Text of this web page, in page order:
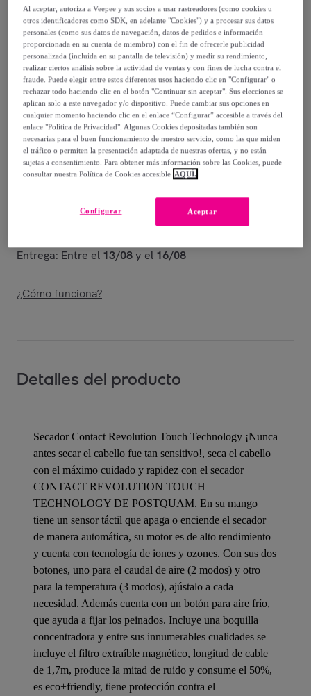
269,00 €
-77%
Posible recogida de tu antiguo producto,ver condiciones
Vendido porPostquam Cosmetic
Entrega: Entre el 13/08y el 16/08
¿Cómo funciona?
Detalles del producto
Secador Contact Revolution Touch Technology ¡Nunca
antes secar el cabello fue tan sensitivo!, seca el cabello
con el máximo cuidado y rapidez con el secador
CONTACT REVOLUTION TOUCH
TECHNOLOGY DE POSTQUAM. En su mango
tiene un sensor táctil que apaga o enciende el secador
de manera automática, su motor es de alto rendimiento
y cuenta con tecnología de iones y ozones. Con sus dos
botones, uno para el caudal de aire (2 modos) y otro
para la temperatura (3 modos), ajústalo a cada
necesidad. Además cuenta con un botón para aire frío,
que ayuda a fijar los peinados. Incluye una boquilla
concentradora y entre sus innumerables cualidades se
incluye el filtro extraíble magnético, longitud de cable
de 1,7m, produce la mitad de ruido y consume el 50%,
es eco+friendly, tiene protección contra el
Al aceptar, autoriza a Veepee y sus socios a usar rastreadores (como cookies u
otros identificadores como SDK, en adelante "Cookies") y a procesar sus datos
personales (como sus datos de navegación, datos de pedidos e información
proporcionada en su cuenta de miembro) con el fin de ofrecerle publicidad
personalizada (incluida en su pantalla de televisión) y medir su rendimiento,
realizar ciertos análisis sobre la actividad de ventas y con fines de lucha contra el
fraude. Puede elegir entre estos diferentes usos haciendo clic en "Configurar" o
rechazar todo haciendo clic en el botón "Continuar sin aceptar". Sus elecciones se
aplican solo a este navegador y/o dispositivo. Puede cambiar sus opciones en
cualquier momento haciendo clic en el enlace “Configurar” accesible a través del
enlace "Política de Privacidad". Algunas Cookies depositadas también son
necesarias para el buen funcionamiento de nuestro servicio, como las que miden
el tráfico o permiten la presentación adaptada de nuestras ofertas, y no están
sujetas a consentimiento. Para obtener más información sobre las Cookies, puede
consultar nuestra Política de Cookies accesible AQUÍ.
Aceptar
Configurar